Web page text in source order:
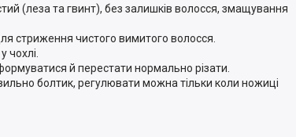
(леза та гвинт), без залишків волосся, змащування
стриження чистого вимитого волосся.
чохлі.
й перестати нормально різати.
болтик, регулювати можна тільки коли ножиці